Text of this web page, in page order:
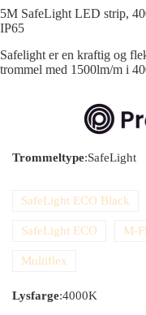
5M SafeLight LED strip,
IP65
Safelight er en kraftig og
trommel med 1500lm/m i
Trommeltype:SafeLight
SafeLight ECO Black
SafeLight ECO M-
Multiflex
Lysfarge:4000K